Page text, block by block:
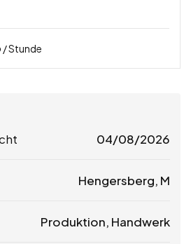
/ Stunde
04/08/2026
Hengersberg, M
Produktion, Handwerk